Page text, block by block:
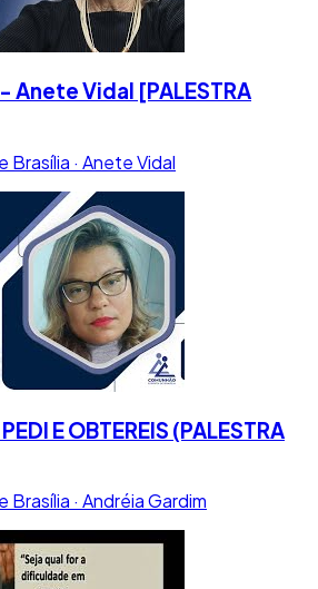
- Anete Vidal [PALESTRA
· Anete Vidal
E OBTEREIS (PALESTRA
· Andréia Gardim